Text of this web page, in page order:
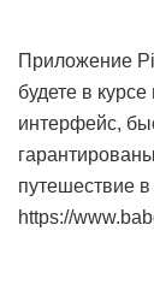
Приложение
будете в
интерфейс,
путешествие
https://